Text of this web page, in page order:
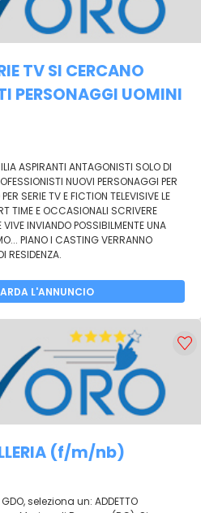
TV SI CERCANO
PERSONAGGI UOMINI
ASPIRANTI ANTAGONISTI SOLO DI
NUOVI PERSONAGGI PER
SERIE TV E FICTION TELEVISIVE LE
TIME E OCCASIONALI SCRIVERE
INVIANDO POSSIBILMENTE UNA
PIANO I CASTING VERRANNO
RESIDENZA.
L'ANNUNCIO
(f/m/nb)
seleziona un: ADDETTO